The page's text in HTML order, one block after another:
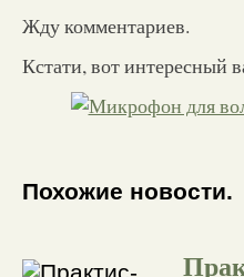
Жду комментариев.
Кстати, вот интересный
Похожие новости.